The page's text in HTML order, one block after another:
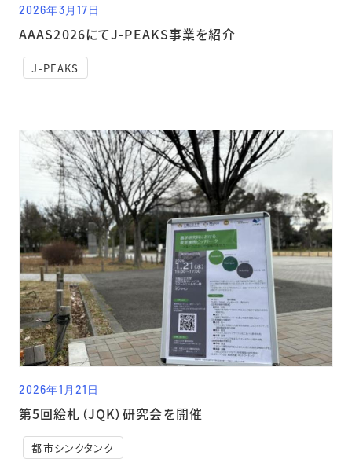
2026年3月17日
J-PEAKS
AAAS2026にてJ-PEAKS事業を紹介
2026年1月21日
都市シンクタンク
第5回絵札（JQK）研究会を開催